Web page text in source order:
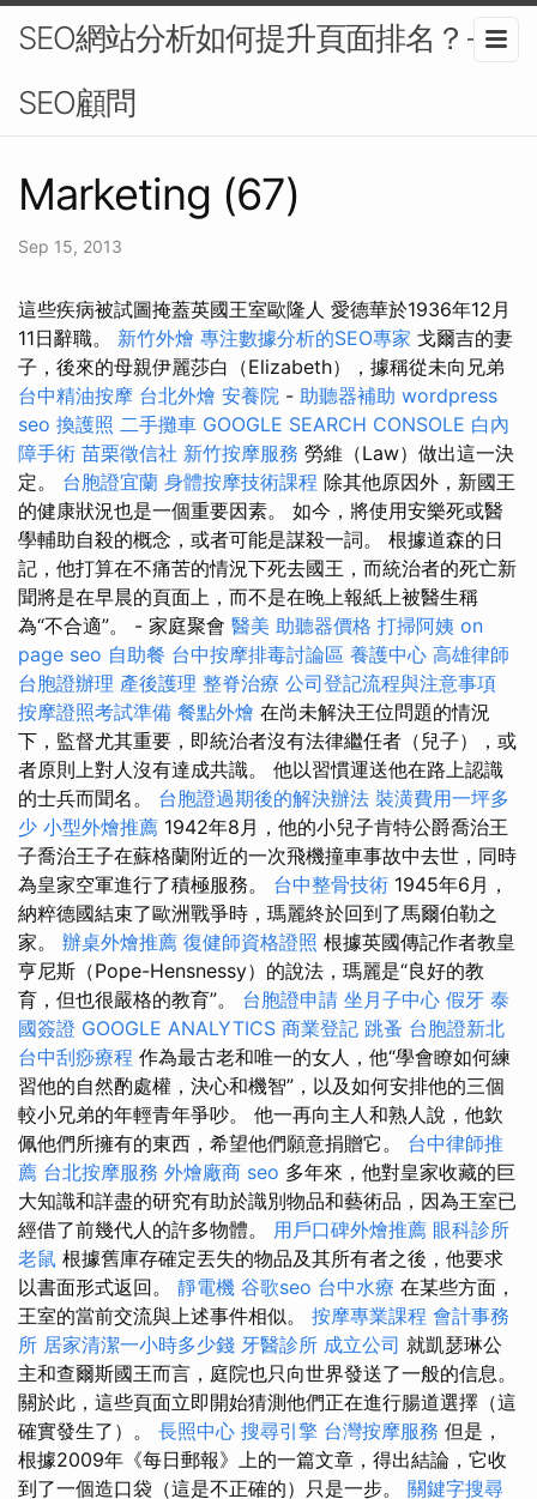
SEO網站分析如何提升頁面排名？-
SEO顧問
Marketing (67)
Sep 15, 2013
這些疾病被試圖掩蓋英國王室歐隆人 愛德華於1936年12月
11日辭職。 新竹外燴 專注數據分析的SEO專家 戈爾吉的妻
子，後來的母親伊麗莎白（Elizabeth），據稱從未向兄弟
台中精油按摩 台北外燴 安養院 - 助聽器補助 wordpress
seo 換護照 二手攤車 GOOGLE SEARCH CONSOLE 白內
障手術 苗栗徵信社 新竹按摩服務 勞維（Law）做出這一決
定。 台胞證宜蘭 身體按摩技術課程 除其他原因外，新國王
的健康狀況也是一個重要因素。 如今，將使用安樂死或醫
學輔助自殺的概念，或者可能是謀殺一詞。 根據道森的日
記，他打算在不痛苦的情況下死去國王，而統治者的死亡新
聞將是在早晨的頁面上，而不是在晚上報紙上被醫生稱
為“不合適”。 - 家庭聚會 醫美 助聽器價格 打掃阿姨 on
page seo 自助餐 台中按摩排毒討論區 養護中心 高雄律師
台胞證辦理 產後護理 整脊治療 公司登記流程與注意事項
按摩證照考試準備 餐點外燴 在尚未解決王位問題的情況
下，監督尤其重要，即統治者沒有法律繼任者（兒子），或
者原則上對人沒有達成共識。 他以習慣運送他在路上認識
的士兵而聞名。 台胞證過期後的解決辦法 裝潢費用一坪多
少 小型外燴推薦 1942年8月，他的小兒子肯特公爵喬治王
子喬治王子在蘇格蘭附近的一次飛機撞車事故中去世，同時
為皇家空軍進行了積極服務。 台中整骨技術 1945年6月，
納粹德國結束了歐洲戰爭時，瑪麗終於回到了馬爾伯勒之
家。 辦桌外燴推薦 復健師資格證照 根據英國傳記作者教皇
亨尼斯（Pope-Hensnessy）的說法，瑪麗是“良好的教
育，但也很嚴格的教育”。 台胞證申請 坐月子中心 假牙 泰
國簽證 GOOGLE ANALYTICS 商業登記 跳蚤 台胞證新北
台中刮痧療程 作為最古老和唯一的女人，他“學會瞭如何練
習他的自然酌處權，決心和機智”，以及如何安排他的三個
較小兄弟的年輕青年爭吵。 他一再向主人和熟人說，他欽
佩他們所擁有的東西，希望他們願意捐贈它。 台中律師推
薦 台北按摩服務 外燴廠商 seo 多年來，他對皇家收藏的巨
大知識和詳盡的研究有助於識別物品和藝術品，因為王室已
經借了前幾代人的許多物體。 用戶口碑外燴推薦 眼科診所
老鼠 根據舊庫存確定丟失的物品及其所有者之後，他要求
以書面形式返回。 靜電機 谷歌seo 台中水療 在某些方面，
王室的當前交流與上述事件相似。 按摩專業課程 會計事務
所 居家清潔一小時多少錢 牙醫診所 成立公司 就凱瑟琳公
主和查爾斯國王而言，庭院也只向世界發送了一般的信息。
關於此，這些頁面立即開始猜測他們正在進行腸道選擇（這
確實發生了）。 長照中心 搜尋引擎 台灣按摩服務 但是，
根據2009年《每日郵報》上的一篇文章，得出結論，它收
到了一個造口袋（這是不正確的）只是一步。 關鍵字搜尋